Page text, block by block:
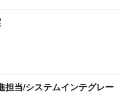
担当/システムインテグレー